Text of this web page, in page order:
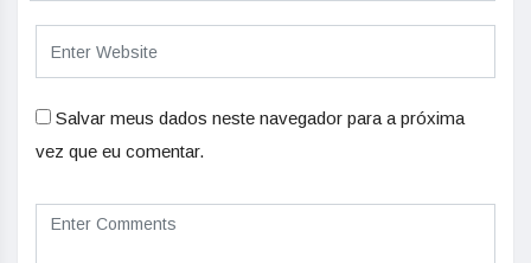
Salvar meus dados neste navegador para a próxima
vez que eu comentar.